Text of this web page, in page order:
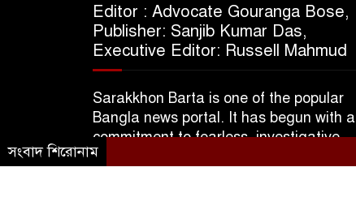
Editor : Advocate Gouranga Bose,
Publisher: Sanjib Kumar Das,
Executive Editor: Russell Mahmud
Sarakkhon Barta is one of the popular
Bangla news portal. It has begun with a
commitment to fearless, investigative,
informative & independent journalism.
সংবাদ শিরোনাম